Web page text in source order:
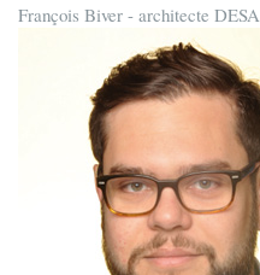
François Biver - architecte DESA